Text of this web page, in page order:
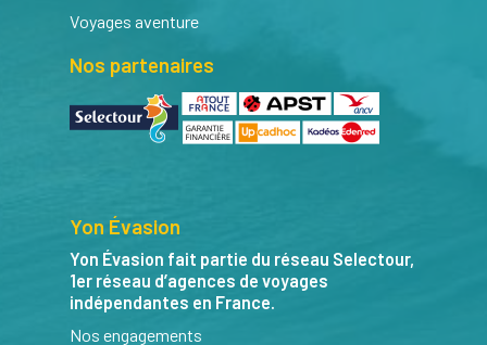
Voyages aventure
Nos partenaires
Yon Évasion
Yon Évasion fait partie du réseau Selectour,
1er réseau d’agences de voyages
indépendantes en France.
Nos engagements